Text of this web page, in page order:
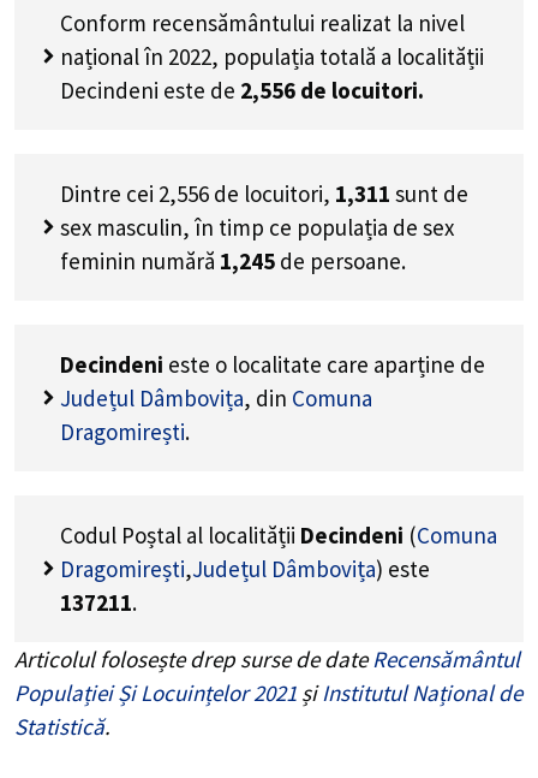
Conform recensământului realizat la nivel
național în 2022, populația totală a localității
Decindeni este de 2,556 de locuitori.
Dintre cei 2,556 de locuitori, 1,311 sunt de
sex masculin, în timp ce populația de sex
feminin numără 1,245 de persoane.
Decindeni este o localitate care aparține de
Județul Dâmbovița, din Comuna
Dragomirești.
Codul Poștal al localității Decindeni (Comuna
Dragomirești,Județul Dâmbovița) este
137211.
Articolul folosește drep surse de dateRecensământul
Populației Și Locuințelor 2021 șiInstitutul Național de
Statistică.